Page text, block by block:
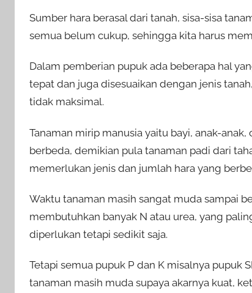
Sumber hara berasal dari tanah, sisa-sisa
semua belum cukup, sehingga kita harus
Dalam pemberian pupuk ada beberapa hal
tepat dan juga disesuaikan dengan jenis
tidak maksimal.
Tanaman mirip manusia yaitu bayi, anak-
berbeda, demikian pula tanaman padi dari
memerlukan jenis dan jumlah hara yang
Waktu tanaman masih sangat muda sampai
membutuhkan banyak N atau urea, yang
diperlukan tetapi sedikit saja.
Tetapi semua pupuk P dan K misalnya pupuk
tanaman masih muda supaya akarnya kuat,